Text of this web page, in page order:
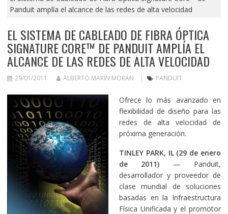
Panduit amplía el alcance de las redes de alta velocidad
EL SISTEMA DE CABLEADO DE FIBRA ÓPTICA
SIGNATURE CORE™ DE PANDUIT AMPLÍA EL
ALCANCE DE LAS REDES DE ALTA VELOCIDAD
29/01/2011 ALBERTO MARÍN MORÁN PANDUIT
Ofrece lo más avanzado en
flexibilidad de diseño para las
redes de alta velocidad de
próxima generación.
TINLEY PARK, IL (29 de enero
de 2011) — Panduit,
desarrollador y proveedor de
clase mundial de soluciones
basadas en la Infraestructura
Física Unificada y el promotor